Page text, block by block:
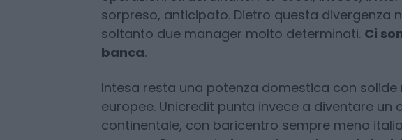
modificare gli obiettivi in un contesto
alimentare aspettative di mercato che poi
operazioni straordinarie. Per Orcel, invece, il
soltanto due manager molto determinati.Ci
banca.